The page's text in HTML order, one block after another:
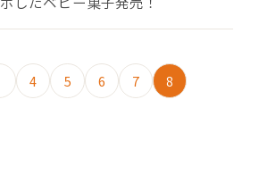
4 5 6 7 8